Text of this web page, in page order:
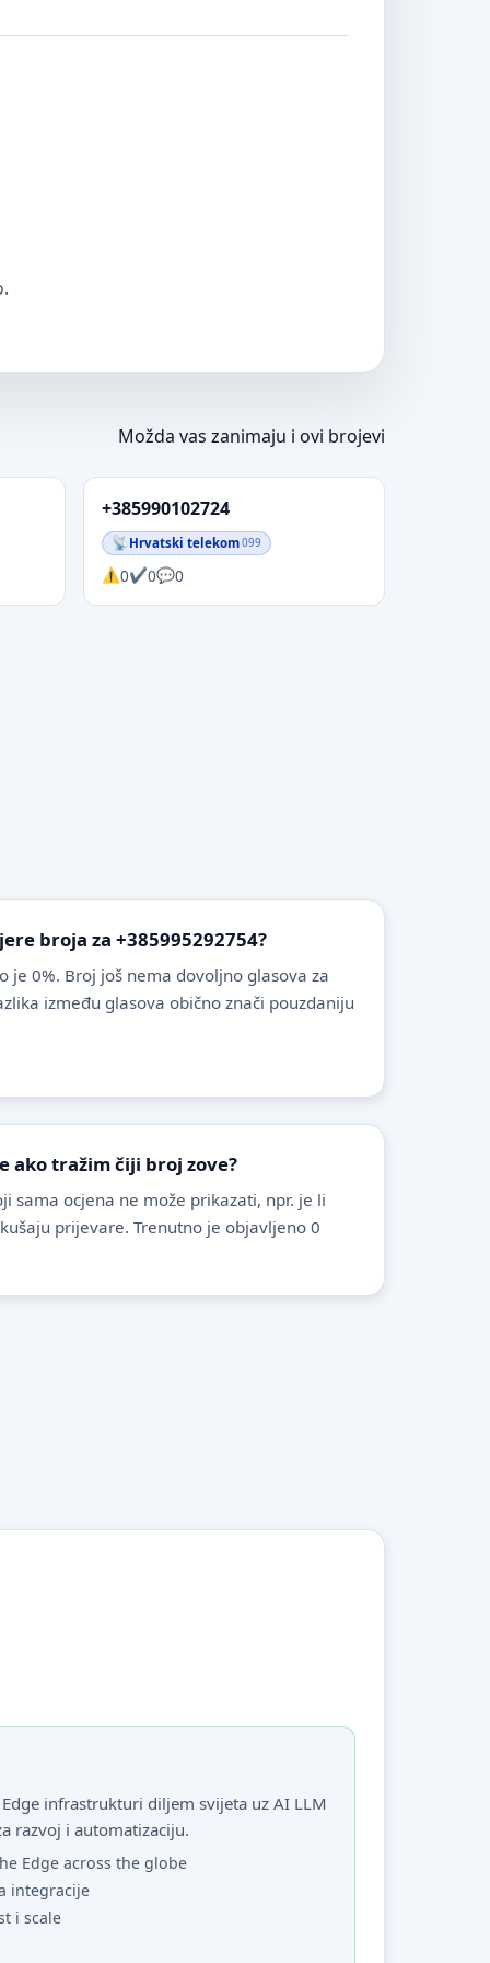
Možda vas zanimaju i ovi brojevi
+385990102724
Hrvatski telekom099
0 0 0
broja za +385995292754?
je 0%. Broj još nema dovoljno glasova za
između glasova obično znači pouzdaniju
ako tražim čiji broj zove?
sama ocjena ne može prikazati, npr. je li
prijevare. Trenutno je objavljeno 0
infrastrukturi diljem svijeta uz AI LLM
razvoj i automatizaciju.
Edge across the globe
integracije
i scale